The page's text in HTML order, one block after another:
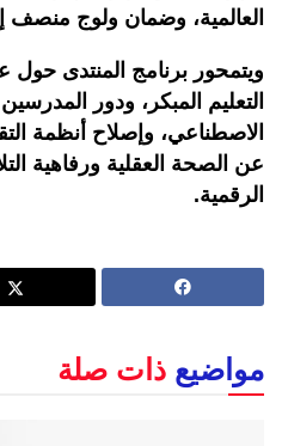
العالمية، وضمان ولوج منصف
ويتمحور برنامج المنتدى حول
التعليم المبكر، ودور
الاصطناعي، وإصلاح أنظمة
عن الصحة العقلية ورفاهية
الرقمية.
مواضيع ذات صلة